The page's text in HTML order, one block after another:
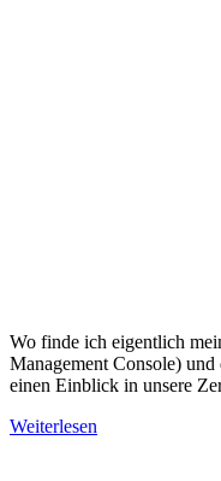
Wo finde ich eigentlich
Management Console)
einen Einblick in unsere
Weiterlesen